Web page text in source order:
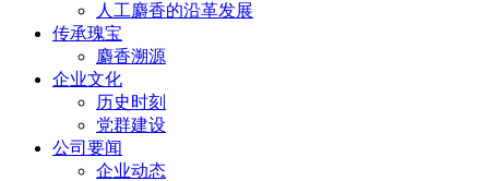
人工麝香的沿革发展
传承瑰宝
麝香溯源
企业文化
历史时刻
党群建设
公司要闻
企业动态